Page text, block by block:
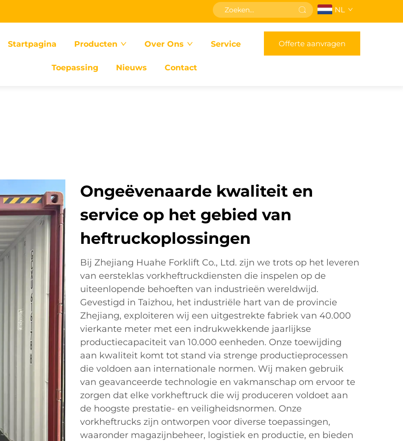
NL
Startpagina Producten Over Ons Service
Toepassing Nieuws Contact
Offerte aanvragen
Ongeëvenaarde kwaliteit en
service op het gebied van
heftruckoplossingen
Bij Zhejiang Huahe Forklift Co., Ltd. zijn we trots op het leveren
van eersteklas vorkheftruckdiensten die inspelen op de
uiteenlopende behoeften van industrieën wereldwijd.
Gevestigd in Taizhou, het industriële hart van de provincie
Zhejiang, exploiteren wij een uitgestrekte fabriek van 40.000
vierkante meter met een indrukwekkende jaarlijkse
productiecapaciteit van 10.000 eenheden. Onze toewijding
aan kwaliteit komt tot stand via strenge productieprocessen
die voldoen aan internationale normen. Wij maken gebruik
van geavanceerde technologie en vakmanschap om ervoor te
zorgen dat elke vorkheftruck die wij produceren voldoet aan
de hoogste prestatie- en veiligheidsnormen. Onze
vorkheftrucks zijn ontworpen voor diverse toepassingen,
waaronder magazijnbeheer, logistiek en productie, en bieden